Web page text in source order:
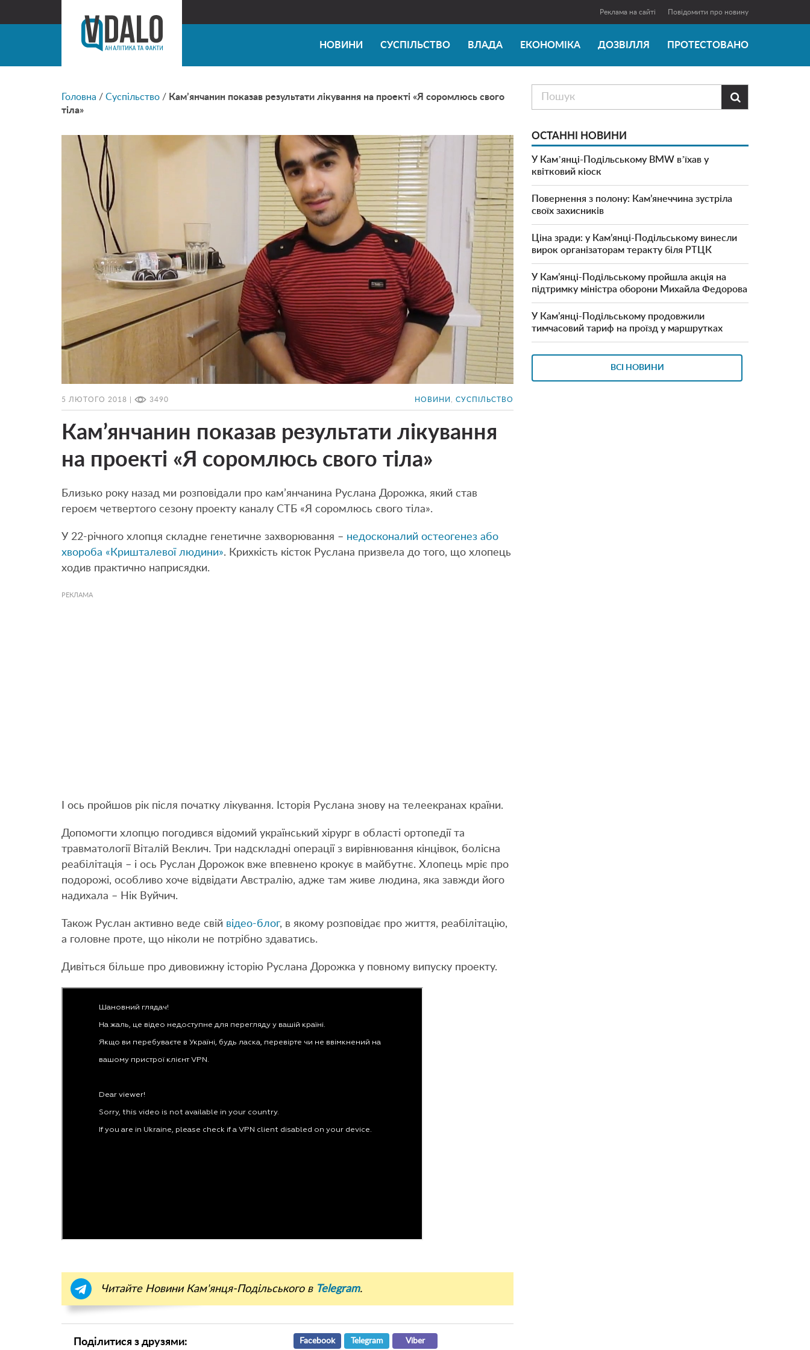
Реклама на сайті Повідомити про новину
НОВИНИ СУСПІЛЬСТВО ВЛАДА ЕКОНОМІКА ДОЗВІЛЛЯ ПРОТЕСТОВАНО
Головна / Суспільство / Кам’янчанин показав результати лікування на проекті «Я соромлюсь свого
тіла»
5 ЛЮТОГО 2018 | 3490 НОВИНИ , СУСПІЛЬСТВО
Кам’янчанин показав результати лікування
на проекті «Я соромлюсь свого тіла»
Близько року назад ми розповідали про кам’янчанина Руслана Дорожка, який став
героєм четвертого сезону проекту каналу СТБ «Я соромлюсь свого тіла».
У 22-річного хлопця складне генетичне захворювання – недосконалий остеогенез або
хвороба «Кришталевої людини». Крихкість кісток Руслана призвела до того, що хлопець
ходив практично наприсядки.
РЕКЛАМА
І ось пройшов рік після початку лікування. Історія Руслана знову на телеекранах країни.
Допомогти хлопцю погодився відомий український хірург в області ортопедії та
травматології Віталій Веклич. Три надскладні операції з вирівнювання кінцівок, болісна
реабілітація – і ось Руслан Дорожок вже впевнено крокує в майбутнє. Хлопець мріє про
подорожі, особливо хоче відвідати Австралію, адже там живе людина, яка завжди його
надихала – Нік Вуйчич.
Також Руслан активно веде свій відео-блог, в якому розповідає про життя, реабілітацію,
а головне проте, що ніколи не потрібно здаватись.
Дивіться більше про дивовижну історію Руслана Дорожка у повному випуску проекту.
Читайте Новини Кам'янця-Подільського в Telegram.
Поділитися з друзями: Facebook Telegram Viber

ОСТАННІ НОВИНИ
У Камʼянці-Подільському BMW вʼїхав у
квітковий кіоск
Повернення з полону: Кам’янеччина зустріла
своїх захисників
Ціна зради: у Кам’янці-Подільському винесли
вирок організаторам теракту біля РТЦК
У Кам’янці-Подільському пройшла акція на
підтримку міністра оборони Михайла Федорова
У Кам’янці-Подільському продовжили
тимчасовий тариф на проїзд у маршрутках
ВСІ НОВИНИ